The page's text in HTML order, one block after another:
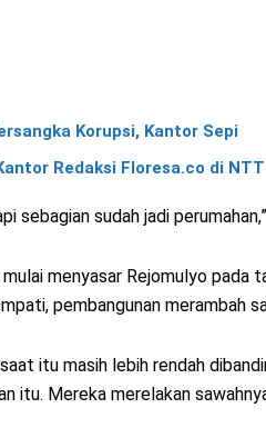
Korupsi, Kantor Sepi
Redaksi Floresa.co di NTT
sebagian sudah jadi
menyasar Rejomulyo pada
pembangunan merambah
itu masih lebih rendah
itu. Mereka merelakan